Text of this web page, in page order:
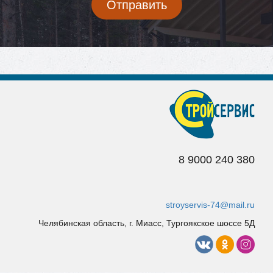
Отправить
8 9000 240 380
stroyservis-74@mail.ru
Челябинская область, г. Миасс, Тургоякское шоссе 5Д